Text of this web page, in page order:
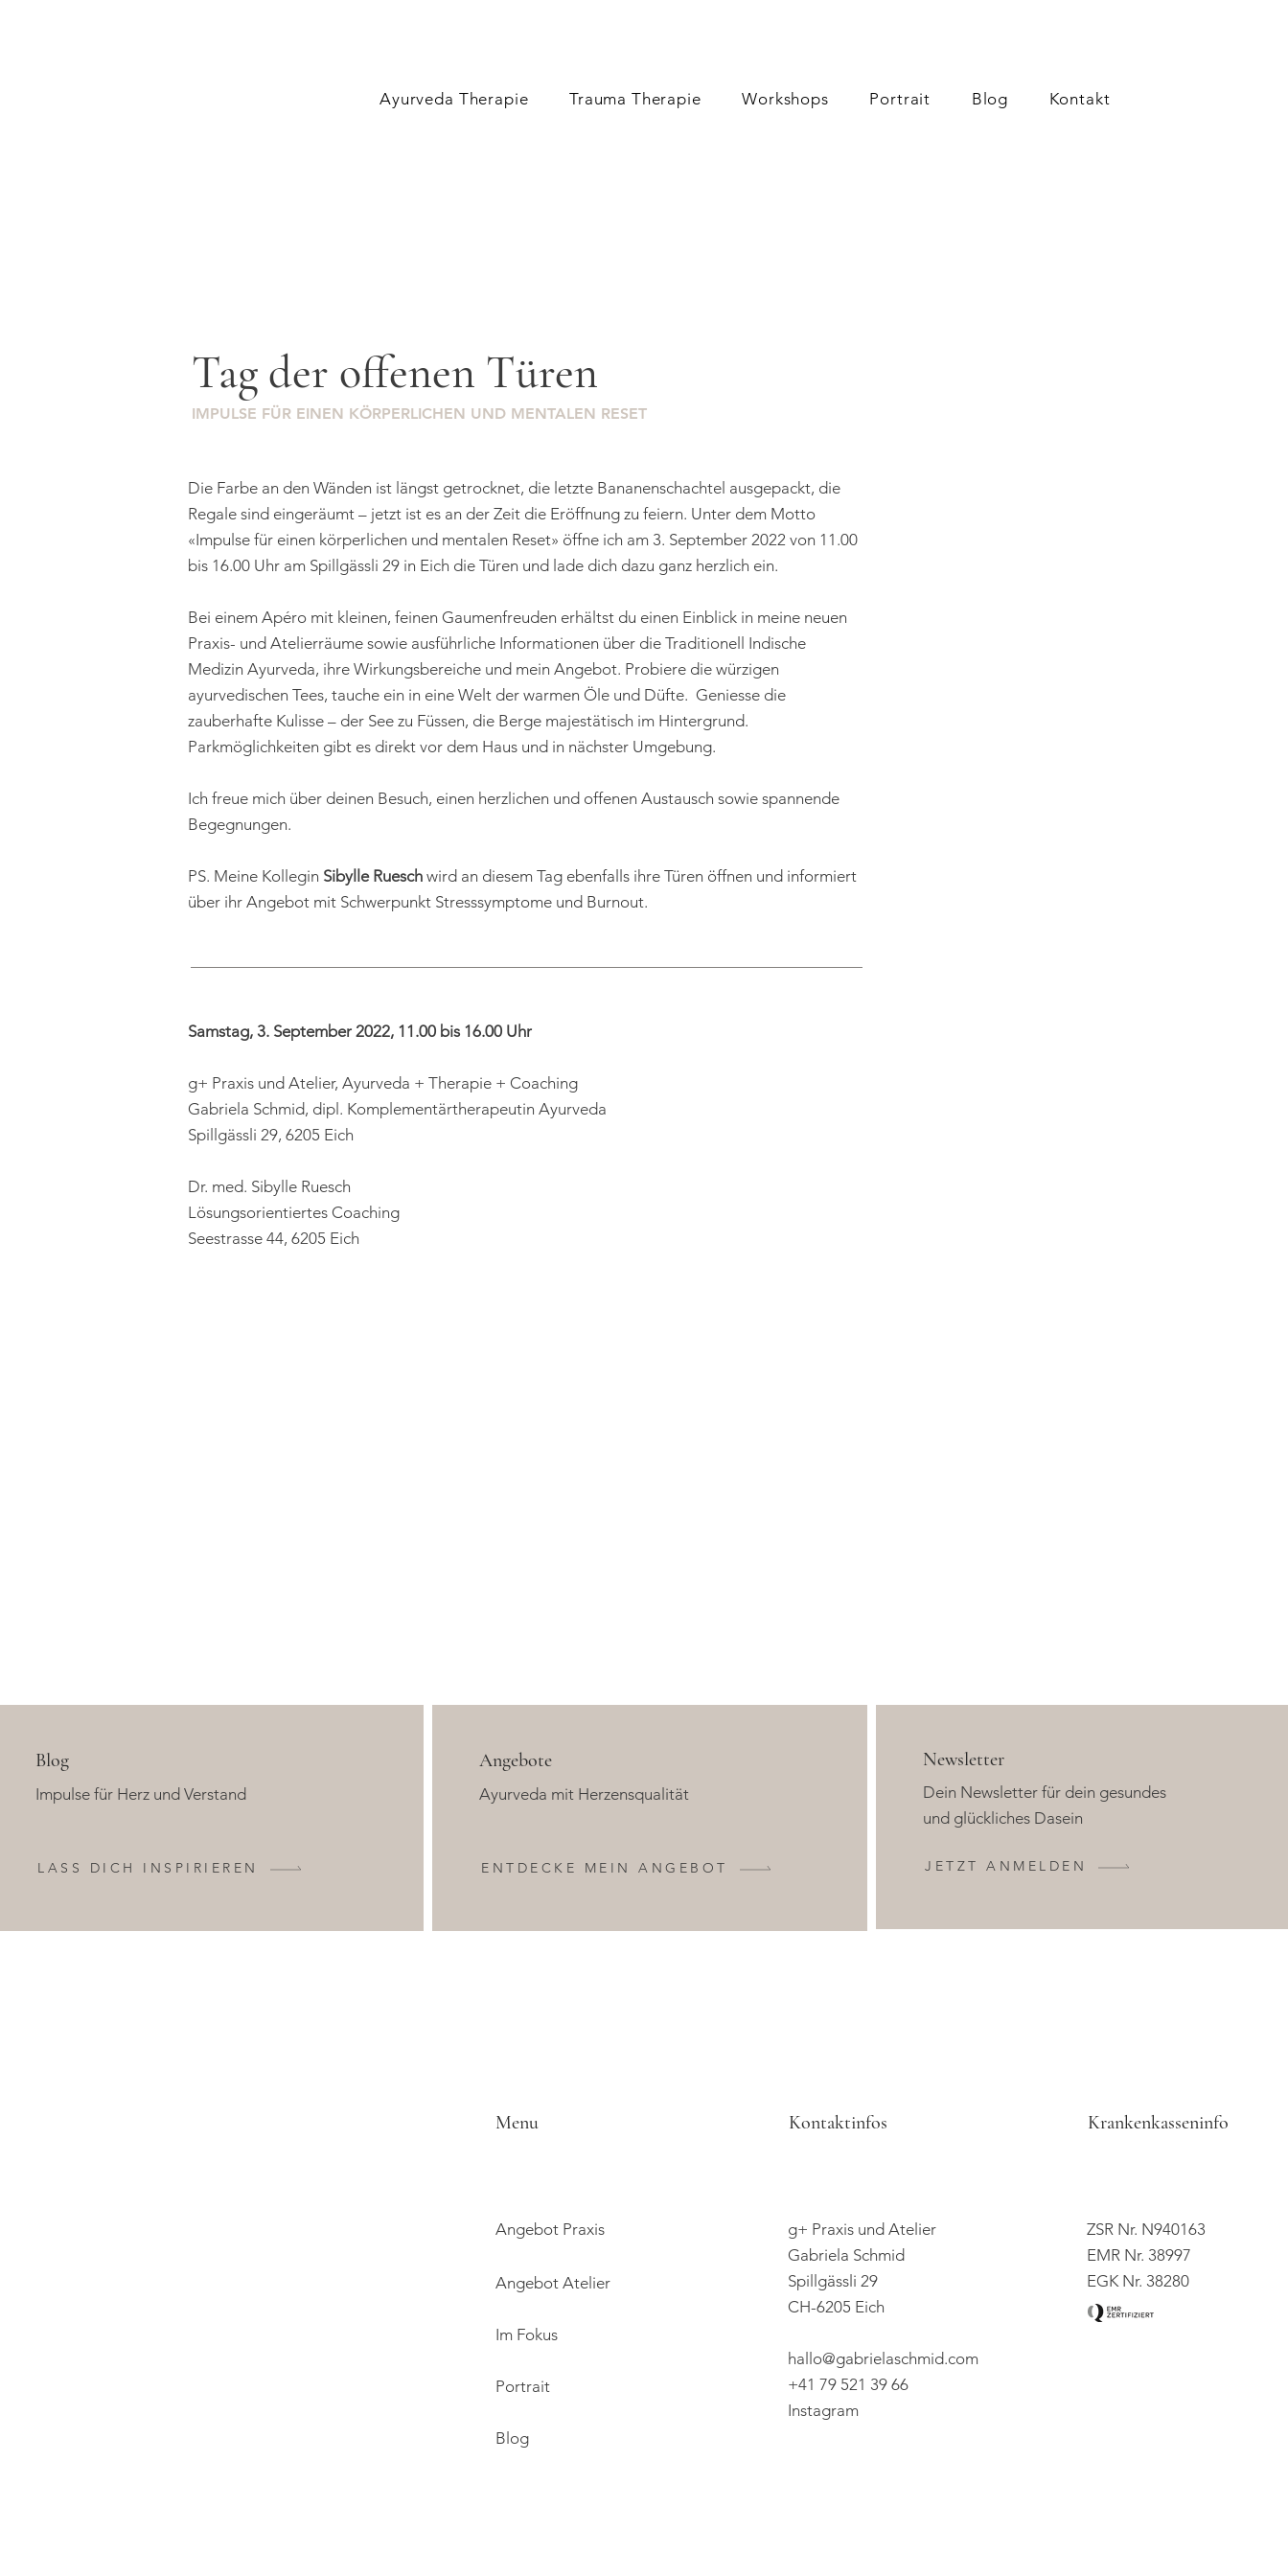
Ayurveda Therapie Trauma Therapie Workshops Portrait Blog Kontakt
Tag der offenen Türen
IMPULSE FÜR EINEN KÖRPERLICHEN UND MENTALEN RESET
Die Farbe an den Wänden ist längst getrocknet, die letzte Bananenschachtel ausgepackt, die
Regale sind eingeräumt – jetzt ist es an der Zeit die Eröffnung zu feiern. Unter dem Motto
«Impulse für einen körperlichen und mentalen Reset» öffne ich am 3. September 2022 von 11.00
bis 16.00 Uhr am Spillgässli 29 in Eich die Türen und lade dich dazu ganz herzlich ein.
Bei einem Apéro mit kleinen, feinen Gaumenfreuden erhältst du einen Einblick in meine neuen
Praxis- und Atelierräume sowie ausführliche Informationen über die Traditionell Indische
Medizin Ayurveda, ihre Wirkungsbereiche und mein Angebot. Probiere die würzigen
ayurvedischen Tees, tauche ein in eine Welt der warmen Öle und Düfte. Geniesse die
zauberhafte Kulisse – der See zu Füssen, die Berge majestätisch im Hintergrund.
Parkmöglichkeiten gibt es direkt vor dem Haus und in nächster Umgebung.
Ich freue mich über deinen Besuch, einen herzlichen und offenen Austausch sowie spannende
Begegnungen.
PS. Meine Kollegin Sibylle Ruesch wird an diesem Tag ebenfalls ihre Türen öffnen und informiert
über ihr Angebot mit Schwerpunkt Stresssymptome und Burnout.
Samstag, 3. September 2022, 11.00 bis 16.00 Uhr
g+ Praxis und Atelier, Ayurveda + Therapie + Coaching
Gabriela Schmid, dipl. Komplementärtherapeutin Ayurveda
Spillgässli 29, 6205 Eich
Dr. med. Sibylle Ruesch
Lösungsorientiertes Coaching
Seestrasse 44, 6205 Eich
Blog
Impulse für Herz und Verstand
LASS DICH INSPIRIEREN
Angebote
Ayurveda mit Herzensqualität
ENTDECKE MEIN ANGEBOT
Newsletter
Dein Newsletter für dein gesundes
und glückliches Dasein
JETZT ANMELDEN
Menu
Angebot Praxis
Angebot Atelier
Im Fokus
Portrait
Blog
Kontaktinfos
g+ Praxis und Atelier
Gabriela Schmid
Spillgässli 29
CH-6205 Eich
hallo@gabrielaschmid.com
+41 79 521 39 66
Instagram
Krankenkasseninfo
ZSR Nr. N940163
EMR Nr. 38997
EGK Nr. 38280